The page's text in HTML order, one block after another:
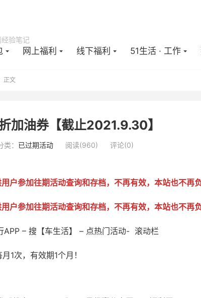
验笔记
网上福利 线下福利 51生活 · 工作
正文
加油券【截止2021.9.30】
类： 已过期活动 阅读(960) 评论(0)
户参加往期活动查询和存档，不再有效，本站也不再负
户参加往期活动查询和存档，不再有效，本站也不再负
– 搜【车生活】 – 点热门活动- 滚动栏
1次，有效期1个月！